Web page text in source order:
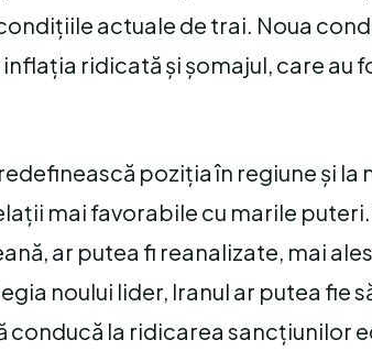
actuale de trai. Noua
ridicată și șomajul, care au
poziția în regiune și la
mai favorabile cu marile
ar putea fi reanalizate, mai
noului lider, Iranul ar putea fie
la ridicarea sancțiunilor